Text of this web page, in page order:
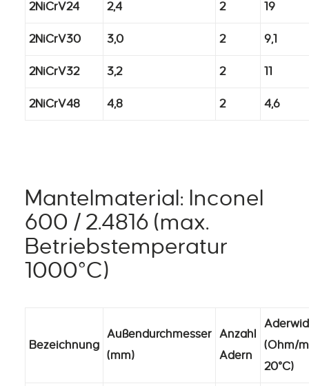
2NiCrV24 2,4 2 19
2NiCrV30 3,0 2 9,1
2NiCrV32 3,2 2 11
2NiCrV48 4,8 2 4,6
Mantelmaterial: Inconel
600 / 2.4816 (max.
Betriebstemperatur
1000°C)
Bezeichnung
Außendurchmesser
(mm)
Anzahl
Adern
(Ohm/m
20°C)